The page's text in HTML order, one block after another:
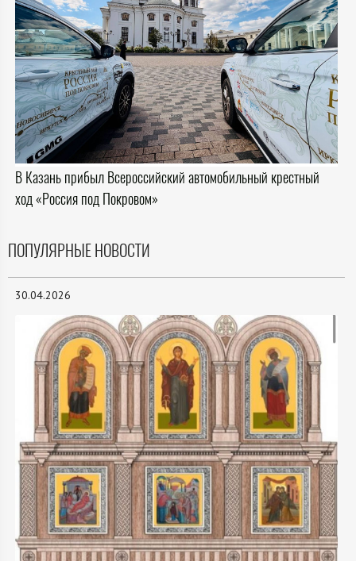
В Казань прибыл Всероссийский автомобильный крестный
ход «Россия под Покровом»
ПОПУЛЯРНЫЕ НОВОСТИ
30.04.2026